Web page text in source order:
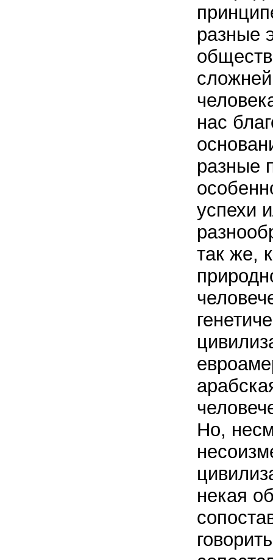
разные
нас
разные
успехи
так же,
Но,
некая